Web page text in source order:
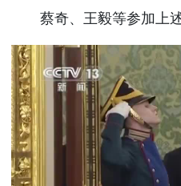
蔡奇、王毅等参加上